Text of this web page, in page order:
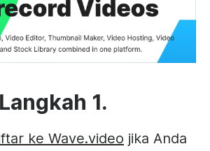
Langkah 1.
ke Wave.video jika Anda